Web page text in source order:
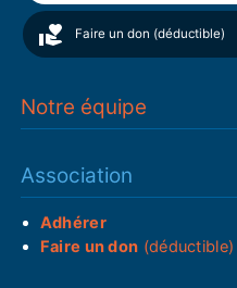
Faire un don (déductible)
Notre équipe
Association
Adhérer
Faire un don (déductible)